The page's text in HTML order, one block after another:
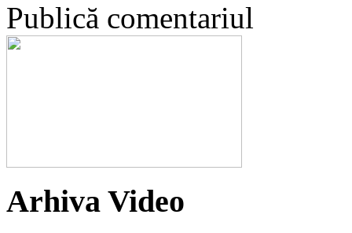
Publică comentariul
Arhiva Video